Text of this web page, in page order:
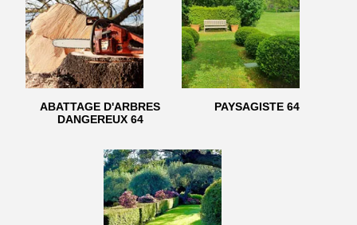
ABATTAGE D'ARBRES
DANGEREUX 64
PAYSAGISTE 64